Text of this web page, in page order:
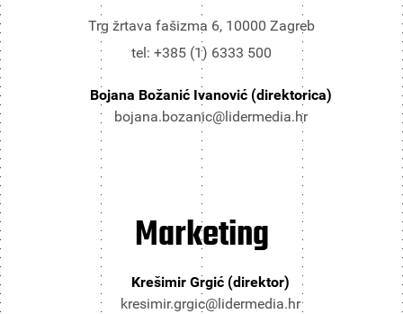
Trg žrtava fašizma 6, 10000 Zagreb
tel: +385 (1) 6333 500
Bojana Božanić Ivanović (direktorica)
bojana.bozanic@lidermedia.hr
Marketing
Krešimir Grgić (direktor)
kresimir.grgic@lidermedia.hr